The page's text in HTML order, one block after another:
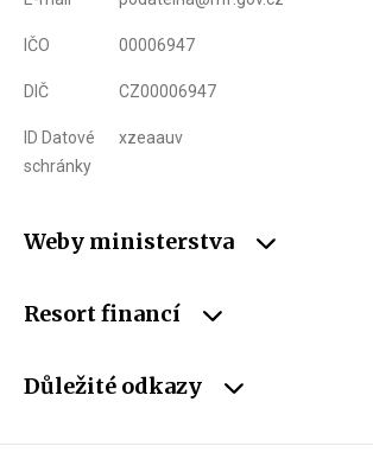
IČO 00006947
DIČ CZ00006947
ID Datové
schránky
xzeaauv
Weby ministerstva
Resort financí
Důležité odkazy